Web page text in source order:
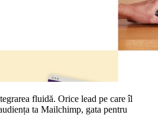
fluidă. Orice lead pe care îl
ta Mailchimp, gata pentru